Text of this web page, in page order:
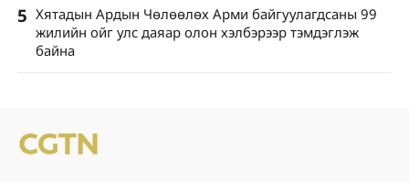
5 Хятадын Ардын Чөлөөлөх Арми байгуулагдсаны 99
жилийн ойг улс даяар олон хэлбэрээр тэмдэглэж
байна